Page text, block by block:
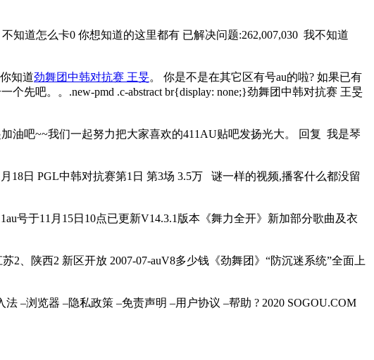
知道怎么卡0 你想知道的这里都有 已解决问题:262,007,030 我不知道
知道劲舞团中韩对抗赛 王旻。 你是不是在其它区有号au的啦? 如果已有
先吧。。.new-pmd .c-abstract br{display: none;}劲舞团中韩对抗赛 王旻
油吧~~我们一起努力把大家喜欢的411AU贴吧发扬光大。 回复 我是琴
18日 PGL中韩对抗赛第1日 第3场 3.5万 谜一样的视频,播客什么都没留
号于11月15日10点已更新V14.3.1版本《舞力全开》新加部分歌曲及衣
2、陕西2 新区开放 2007-07-auV8多少钱《劲舞团》“防沉迷系统”全面上
–浏览器 –隐私政策 –免责声明 –用户协议 –帮助 ? 2020 SOGOU.COM